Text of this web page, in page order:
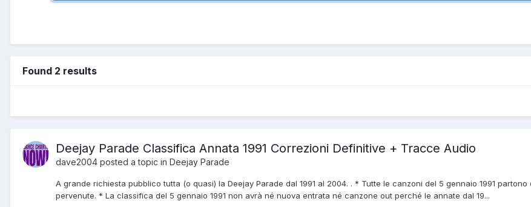
Found 2 results
Deejay Parade Classifica Annata 1991 Correzioni Definitive + Tracce Audio
dave2004 posted a topic in Deejay Parade
A grande richiesta pubblico tutta (o quasi) la Deejay Parade dal 1991 al 2004. . * Tutte le canzoni del 5 gennaio 1991
pervenute. * La classifica del 5 gennaio 1991 non avrà né nuova entrata né canzone out perché le annate dal 19...